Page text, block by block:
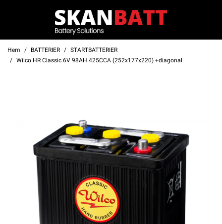
Hem BATTERIER
STARTBATTERIER
Wilco HR Classic 6V 98AH 425CCA (252x177x220) +diagonal